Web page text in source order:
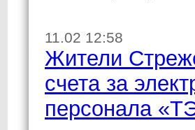
11.02 12:58
Жители
счета за
персонала